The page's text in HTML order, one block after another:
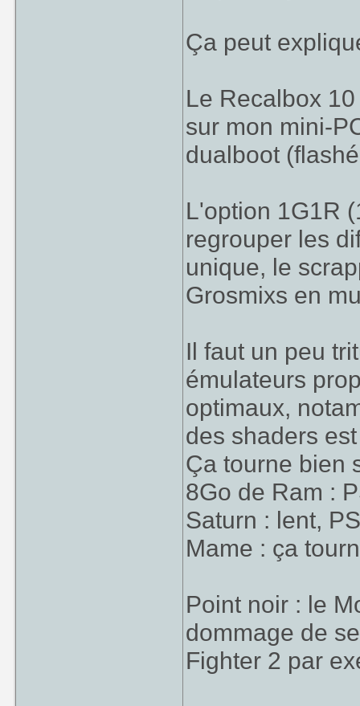
Ça peut
Le Recalbox
sur mon mini-
dualboot
L'option 1G1R
regrouper les
unique, le
Grosmixs en
Il faut un peu
émulateurs
optimaux,
des shaders
Ça tourne bien
8Go de Ram :
Saturn : lent,
Mame : ça
Point noir : le
dommage de
Fighter 2 par